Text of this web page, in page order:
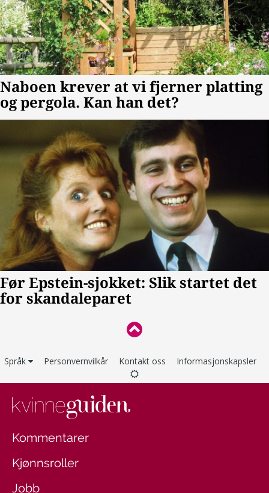
Språk Personvernvilkår Kontakt oss Informasjonskapsler
Kommentarer
Kjønnsroller
Jobb